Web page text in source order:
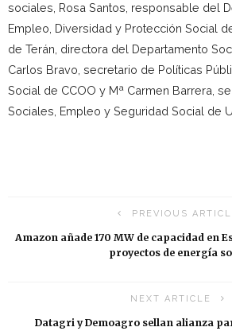
sociales, Rosa Santos, responsable del
Empleo, Diversidad y Protección Social
de Terán, directora del Departamento
Carlos Bravo, secretario de Políticas
Social de CCOO y Mª Carmen Barrera,
Sociales, Empleo y Seguridad Social de
PREVIOUS
Amazon añade 170 MW de capacidad en
proyectos de energía
NEXT ARTICLE
Datagri y Demoagro sellan alianza